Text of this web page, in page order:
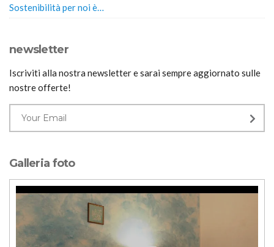
Sostenibilità per noi è…
newsletter
Iscriviti alla nostra newsletter e sarai sempre aggiornato sulle
nostre offerte!
Galleria foto